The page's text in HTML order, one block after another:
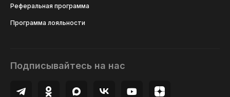
Реферальная программа
Программа лояльности
Подписывайтесь на нас